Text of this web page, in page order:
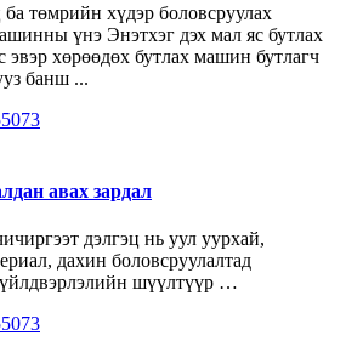
ба төмрийн хүдэр боловсруулах
үнэ Энэтхэг дэх мал яс бутлах
хөрөөдөх бутлах машин бутлагч
банш ...
авах зардал
дэлгэц нь уул уурхай,
дахин боловсруулалтад
үйлдвэрлэлийн шүүлтүүр …